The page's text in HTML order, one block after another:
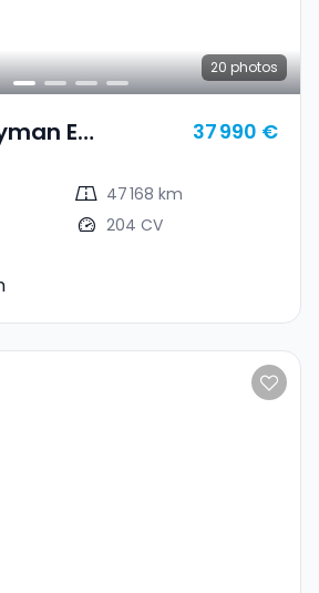
20 photos
E
37 990 €
47 168 km
204 CV